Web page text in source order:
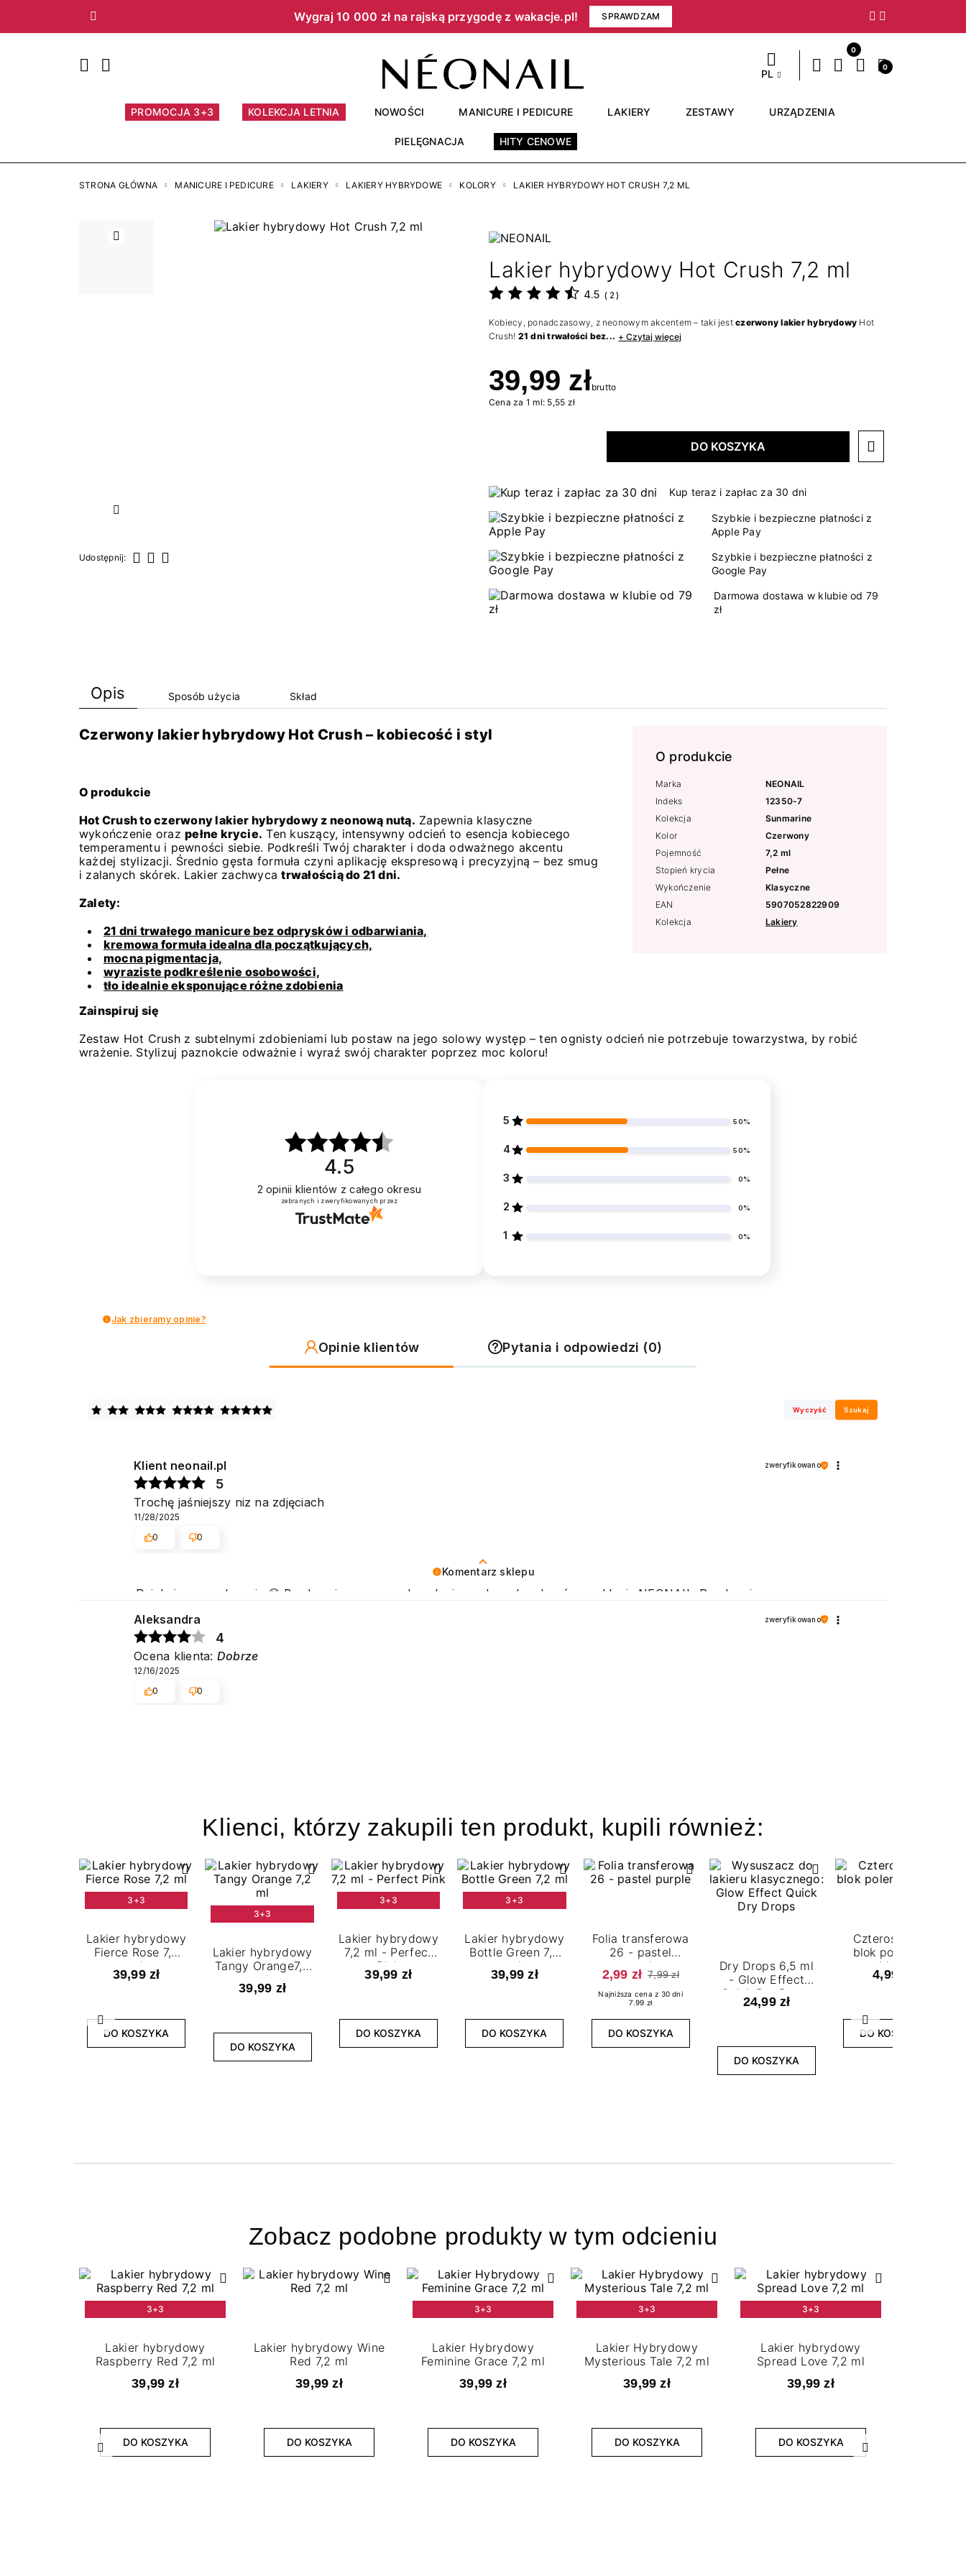
Wygraj 10 000 zł na rajską przygodę z wakacje.pl!​ SPRAWDZAM
Poprzedni Następny
PL
0
0
PROMOCJA 3+3 KOLEKCJA LETNIA NOWOŚCI MANICURE I PEDICURE LAKIERY ZESTAWY URZĄDZENIA
PIELĘGNACJA HITY CENOWE
STRONA GŁÓWNA MANICURE I PEDICURE LAKIERY LAKIERY HYBRYDOWE KOLORY LAKIER HYBRYDOWY HOT CRUSH 7,2 ML
Poprzedni
Następny
Udostępnij:
Lakier hybrydowy Hot Crush 7,2 ml
4.5 ( 2 )
Kobiecy, ponadczasowy, z neonowym akcentem – taki jestczerwony lakier hybrydowy Hot
Crush! 21 dni trwałości bez... + Czytaj więcej
39,99 złbrutto
Cena za 1 ml: 5,55 zł
DO KOSZYKA
Kup teraz i zapłac za 30 dni
Szybkie i bezpieczne płatności z
Apple Pay
Szybkie i bezpieczne płatności z
Google Pay
Darmowa dostawa w klubie od 79
zł
Opis Sposób użycia Skład
O produkcie
Marka
NEONAIL
Indeks
12350-7
Kolekcja
Sunmarine
Kolor
Czerwony
Pojemność
7,2 ml
Stopień krycia
Pełne
Wykończenie
Klasyczne
EAN
5907052822909
Kolekcja
Lakiery
Czerwony lakier hybrydowy Hot Crush – kobiecość i styl
O produkcie
Hot Crush to czerwony lakier hybrydowy z neonową nutą. Zapewnia klasyczne
wykończenie orazpełne krycie. Ten kuszący, intensywny odcień to esencja kobiecego
temperamentu i pewności siebie. Podkreśli Twój charakter i doda odważnego akcentu
każdej stylizacji. Średnio gęsta formuła czyni aplikację ekspresową i precyzyjną – bez smug
i zalanych skórek. Lakier zachwycatrwałością do 21 dni.
Zalety:
21 dni trwałego manicure bez odprysków i odbarwiania,
kremowa formuła idealna dla początkujących,
mocna pigmentacja,
wyraziste podkreślenie osobowości,
tło idealnie eksponujące różne zdobienia
Zainspiruj się
Zestaw Hot Crush z subtelnymi zdobieniami lub postaw na jego solowy występ – ten ognisty odcień nie potrzebuje towarzystwa, by robić
wrażenie. Stylizuj paznokcie odważnie i wyraź swój charakter poprzez moc koloru!
4.5
2 opinii klientów z całego okresu
zebranych i zweryfikowanych przez
5 50%
4 50%
3 0%
2 0%
1 0%
Jak zbieramy opinie?
Opinie klientów Pytania i odpowiedzi (0)
Wyczyść Szukaj
Komentarz sklepu
Dziękujemy serdecznie 😊 Bardzo cieszy nas zadowolenie z udanych zakupów w sklepie NEONAIL. Pozdrawiamy
Klient neonail.pl zweryfikowano
5
Trochę jaśniejszy niz na zdjęciach
11/28/2025
0
0
Aleksandra zweryfikowano
4
Ocena klienta: Dobrze
12/16/2025
0
0
Klienci, którzy zakupili ten produkt, kupili również:
Poprzedni Następny
3+3
Lakier hybrydowy
Fierce Rose 7,2
ml
39,99 zł
DO KOSZYKA
3+3
Lakier hybrydowy
Tangy Orange7,2
ml
39,99 zł
DO KOSZYKA
3+3
Lakier hybrydowy
7,2 ml - Perfect
Pink
39,99 zł
DO KOSZYKA
3+3
Lakier hybrydowy
Bottle Green 7,2
ml
39,99 zł
DO KOSZYKA
Folia transferowa
26 - pastel
purple
2,99 zł 7,99 zł
Najniższa cena z 30 dni
7.99 zł
DO KOSZYKA
Dry Drops 6,5 ml
- Glow Effect
Quick Dry Drops
24,99 zł
DO KOSZYKA
Czterostronny
blok polerski -
biały
4,99 zł
DO KOSZYKA
Zobacz podobne produkty w tym odcieniu
Poprzedni Następny
3+3
Lakier hybrydowy
Raspberry Red 7,2 ml
39,99 zł
DO KOSZYKA
Lakier hybrydowy Wine
Red 7,2 ml
39,99 zł
DO KOSZYKA
3+3
Lakier Hybrydowy
Feminine Grace 7,2 ml
39,99 zł
DO KOSZYKA
3+3
Lakier Hybrydowy
Mysterious Tale 7,2 ml
39,99 zł
DO KOSZYKA
3+3
Lakier hybrydowy
Spread Love 7,2 ml
39,99 zł
DO KOSZYKA